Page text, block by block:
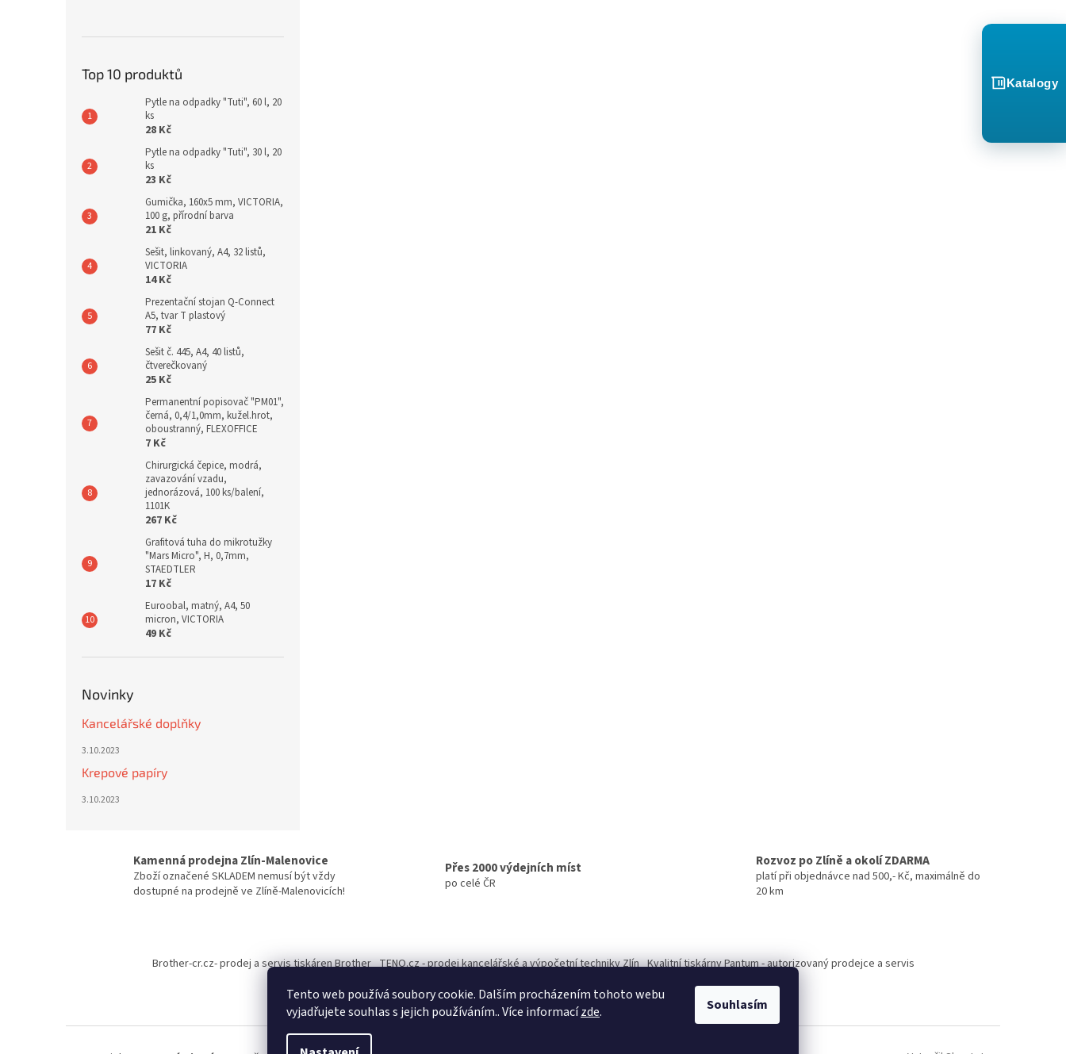
Tento web používá soubory cookie. Dalším procházením tohoto webu
vyjadřujete souhlas s jejich používáním.. Více informacízde. Souhlasím
Top 10 produktů
Pytle na odpadky "Tuti", 60 l, 20
ks
28 Kč
Pytle na odpadky "Tuti", 30 l, 20
ks
23 Kč
Gumička, 160x5 mm, VICTORIA,
100 g, přírodní barva
21 Kč
Sešit, linkovaný, A4, 32 listů,
VICTORIA
14 Kč
Prezentační stojan Q-Connect
A5, tvar T plastový
77 Kč
Sešit č. 445, A4, 40 listů,
čtverečkovaný
25 Kč
Permanentní popisovač "PM01",
černá, 0,4/1,0mm, kužel.hrot,
oboustranný, FLEXOFFICE
7 Kč
Chirurgická čepice, modrá,
zavazování vzadu,
jednorázová, 100 ks/balení,
1101K
267 Kč
Grafitová tuha do mikrotužky
"Mars Micro", H, 0,7mm,
STAEDTLER
17 Kč
Euroobal, matný, A4, 50
micron, VICTORIA
49 Kč
Novinky
Kancelářské doplňky
3.10.2023
Krepové papíry
3.10.2023
Kamenná prodejna Zlín-Malenovice
Zboží označené SKLADEM nemusí být vždy
dostupné na prodejně ve Zlíně-Malenovicích!
Přes 2000 výdejních míst
po celé ČR
Rozvoz po Zlíně a okolí ZDARMA
platí při objednávce nad 500,- Kč, maximálně do
20 km
Brother-cr.cz- prodej a servis tiskáren Brother TENO.cz - prodej kancelářské a výpočetní techniky Zlín Kvalitní tiskárny Pantum - autorizovaný prodejce a servis
Katalogy